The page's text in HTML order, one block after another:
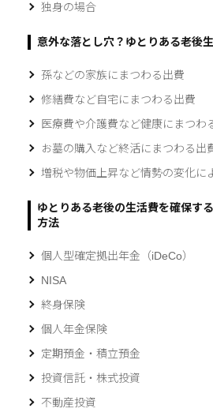
独身の場合
意外な落とし穴？ゆとりある老後
孫などの家族にまつわる出費
修繕費など自宅にまつわる出費
医療費や介護費など健康にまつわ
お墓の購入など終活にまつわる出
増税や物価上昇など情勢の変化に
ゆとりある老後の生活費を確保す
方法
個人型確定拠出年金（iDeCo）
NISA
終身保険
個人年金保険
定期預金・積立預金
投資信託・株式投資
不動産投資